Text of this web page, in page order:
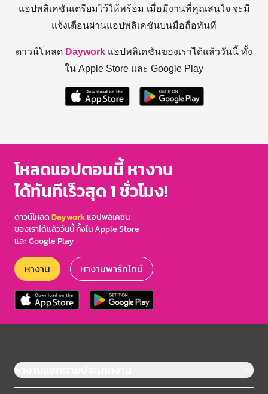
แอปพลิเคชันเตรียมไว้ให้พร้อม เมื่อมีงานที่คุณสนใจ จะมี
แจ้งเตือนผ่านแอปพลิเคชันบนมือถือทันที
ดาวน์โหลด Daywork แอปพลิเคชันของเราได้แล้ววันนี้ ทั้ง
ใน Apple Store และ Google Play
โหลดแอปตอนนี้ หางาน
ได้ทันทีเร็วสุด 1 ชั่วโมง!
ดาวน์โหลดDayworkแอปพลิเคชัน
ของเราได้แล้ววันนี้ ทั้งใน Apple Store
และ Google Play
หางาน หางานพาร์ทไทม์
หางานแยกตามประเภทงาน